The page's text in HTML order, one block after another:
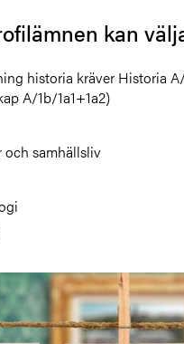
kan
historia kräver Historia
A/1b/1a1+1a2)
samhällsliv